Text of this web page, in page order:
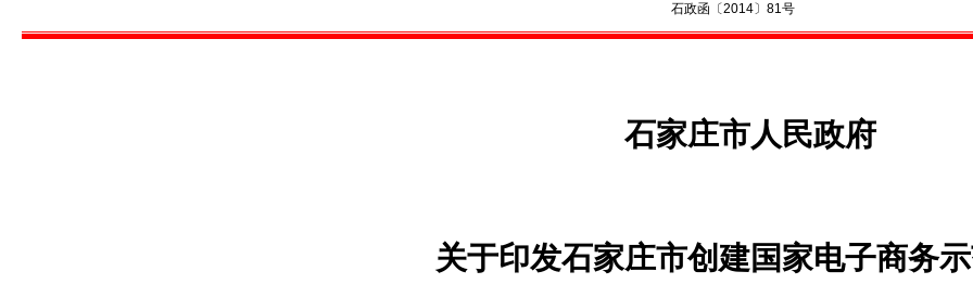
石政函〔2014〕81号
石家庄市人民政府
关于印发石家庄市创建国家电子商务